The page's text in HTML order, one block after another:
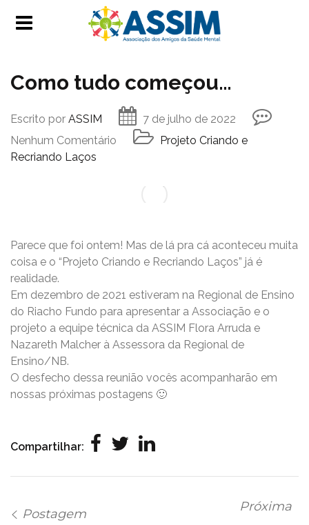
Como tudo começou…
Escrito por ASSIM
7 de julho de 2022
Nenhum Comentário
Projeto Criando e
Recriando Laços
Parece que foi ontem! Mas de lá pra cá aconteceu muita
coisa e o “Projeto Criando e Recriando Laços” já é
realidade.
Em dezembro de 2021 estiveram na Regional de Ensino
do Riacho Fundo para apresentar a Associação e o
projeto a equipe técnica da ASSIM Flora Arruda e
Nazareth Malcher à Assessora da Regional de
Ensino/NB.
O desfecho dessa reunião vocês acompanharão em
nossas próximas postagens 🙂
Compartilhar:
Postagem
Próxima